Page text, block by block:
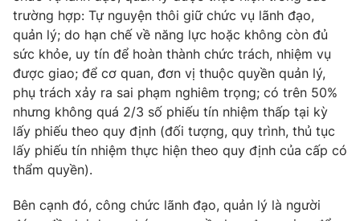
Thị trường
Tư vấn
Lịch phát sóng
Chuyên mục khác
Emagazine Podcast
Photo Infographic
trường hợp: Tự nguyện thôi giữ chức vụ lãnh đạo,
quản lý; do hạn chế về năng lực hoặc không còn đủ
sức khỏe, uy tín để hoàn thành chức trách, nhiệm vụ
được giao; để cơ quan, đơn vị thuộc quyền quản lý,
phụ trách xảy ra sai phạm nghiêm trọng; có trên 50%
nhưng không quá 2/3 số phiếu tín nhiệm thấp tại kỳ
lấy phiếu theo quy định (đối tượng, quy trình, thủ tục
lấy phiếu tín nhiệm thực hiện theo quy định của cấp có
thẩm quyền).
Bên cạnh đó, công chức lãnh đạo, quản lý là người